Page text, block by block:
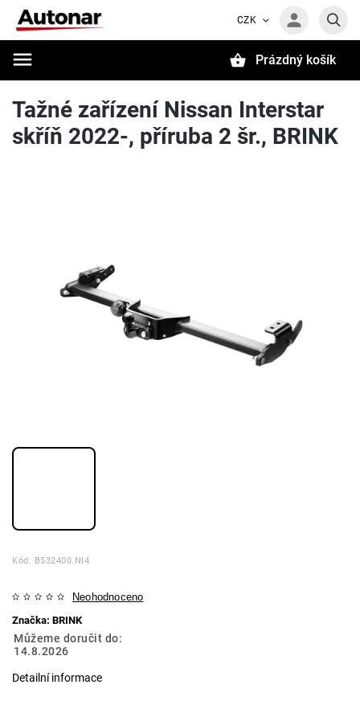
CZK
Prázdný košík
Tažné zařízení Nissan Interstar
skříň 2022-, příruba 2 šr., BRINK
Kód: B532400.NI4
Neohodnoceno
Značka: BRINK
Můžeme doručit do:
14.8.2026
Detailní informace